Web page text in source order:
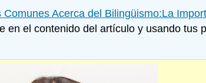
Comunes Acerca del Bilingüismo:La
en el contenido del artículo y usando tus